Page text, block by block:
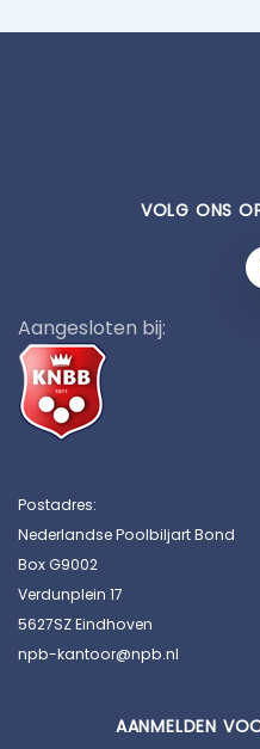
VOLG ONS
Aangesloten bij:
Postadres:
Nederlandse Poolbiljart Bond
Box G9002
Verdunplein 17
5627SZ Eindhoven
npb-kantoor@npb.nl
AANMELDEN